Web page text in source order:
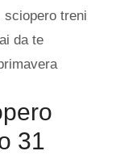
sciopero treni
da te
31